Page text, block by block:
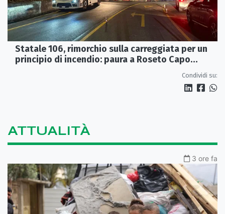
Statale 106, rimorchio sulla carreggiata per un
principio di incendio: paura a Roseto Capo
Condividi su:
ATTUALITÀ
3 ore fa